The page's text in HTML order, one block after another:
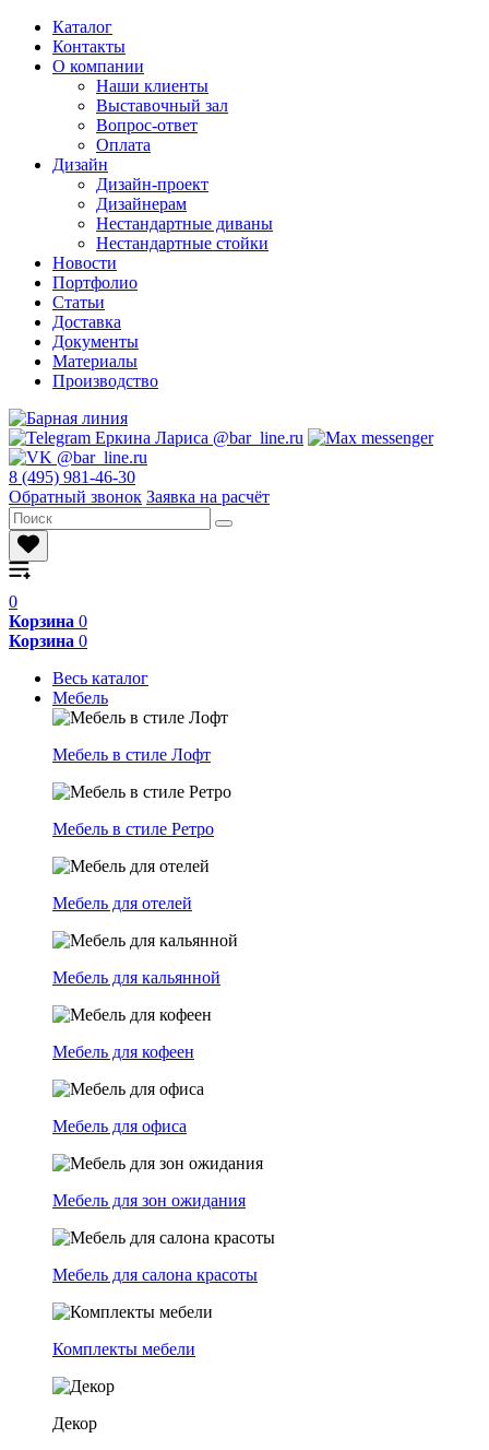
Каталог
Контакты
О компании
Наши клиенты
Выставочный зал
Вопрос-ответ
Оплата
Дизайн
Дизайн-проект
Дизайнерам
Нестандартные диваны
Нестандартные стойки
Новости
Портфолио
Статьи
Доставка
Документы
Материалы
Производство
8 (495) 981-46-30
Обратный звонок Заявка на расчёт
0
Корзина 0
Корзина 0
Весь каталог
Мебель
Мебель в стиле Лофт
Мебель в стиле Ретро
Мебель для отелей
Мебель для кальянной
Мебель для кофеен
Мебель для офиса
Мебель для зон ожидания
Мебель для салона красоты
Комплекты мебели
Декор